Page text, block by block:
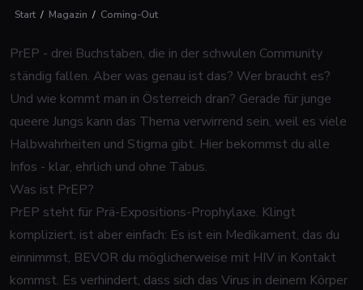
Start / Magazin / Coming-Out
PrEP - drei Buchstaben, die in der schwulen Community
ständig fallen. Aber was genau ist das? Wer braucht es?
Und wie kommt man in Österreich dran? Gerade für junge
queere Jungs kann das Thema verwirrend sein, weil es viele
Halbwahrheiten und Stigma gibt. Hier bekommst du alle
Infos - klar, ehrlich und ohne Tabus.
Was ist PrEP?
PrEP steht für Prä-Expositions-Prophylaxe. Klingt
kompliziert, ist aber einfach: Es ist ein Medikament, das du
einnimmst, BEVOR du möglicherweise mit HIV in Kontakt
kommst. Es verhindert, dass sich das Virus in deinem Körper